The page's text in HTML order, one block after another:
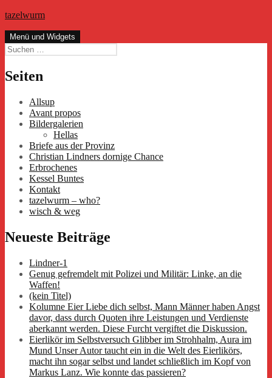
Zum
springen
tazelwurm
Menü und Widgets
Suchen
nach:
Seiten
Allsup
Avant propos
Bildergalerien
Hellas
Briefe aus der Provinz
Christian Lindners dornige Chance
Erbrochenes
Kessel Buntes
Kontakt
tazelwurm – who?
wisch & weg
Neueste Beiträge
Lindner-1
Genug gefremdelt mit Polizei und Militär: Linke, an die
Waffen!
(kein Titel)
Kolumne Eier Liebe dich selbst, Mann Männer haben Angst
davor, dass durch Quoten ihre Leistungen und Verdienste
aberkannt werden. Diese Furcht vergiftet die Diskussion.
Eierlikör im Selbstversuch Glibber im Strohhalm, Aura im
Mund Unser Autor taucht ein in die Welt des Eierlikörs,
macht ihn sogar selbst und landet schließlich im Kopf von
Markus Lanz. Wie konnte das passieren?